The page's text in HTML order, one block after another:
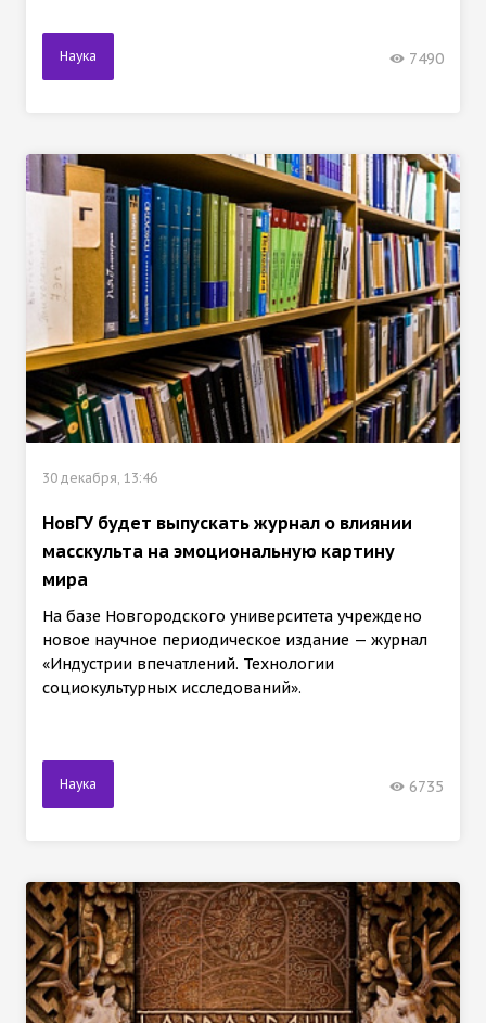
Наука 7490
30 декабря, 13:46
НовГУ будет выпускать журнал о влиянии
масскульта на эмоциональную картину
мира
На базе Новгородского университета учреждено
новое научное периодическое издание — журнал
«Индустрии впечатлений. Технологии
социокультурных исследований».
Наука 6735